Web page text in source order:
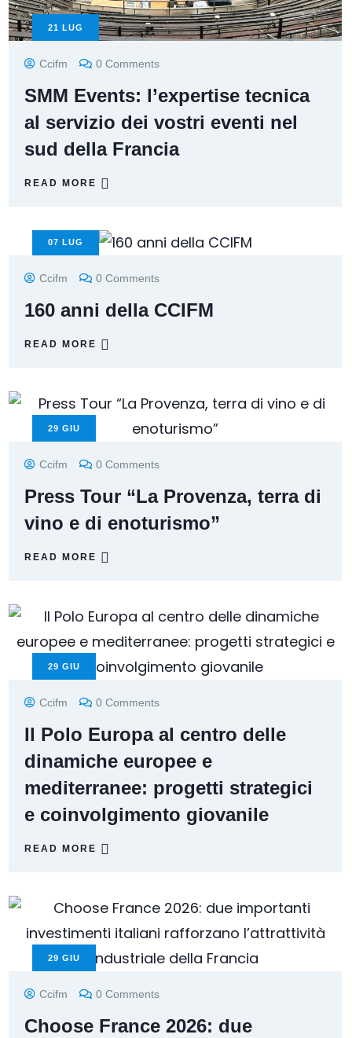
21 LUG
Ccifm 0 Comments
SMM Events: l’expertise tecnica
al servizio dei vostri eventi nel
sud della Francia
READ MORE
07 LUG
Ccifm 0 Comments
160 anni della CCIFM
READ MORE
29 GIU
Ccifm 0 Comments
Press Tour “La Provenza, terra di
vino e di enoturismo”
READ MORE
29 GIU
Ccifm 0 Comments
Il Polo Europa al centro delle
dinamiche europee e
mediterranee: progetti strategici
e coinvolgimento giovanile
READ MORE
29 GIU
Ccifm 0 Comments
Choose France 2026: due